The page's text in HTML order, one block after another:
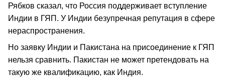
Рябков сказал, что Россия поддерживает вступление
Индии в ГЯП. У Индии безупречная репутация в сфере
нераспространения.
Но заявку Индии и Пакистана на присоединение к ГЯП
нельзя сравнить. Пакистан не может претендовать на
такую же квалификацию, как Индия.